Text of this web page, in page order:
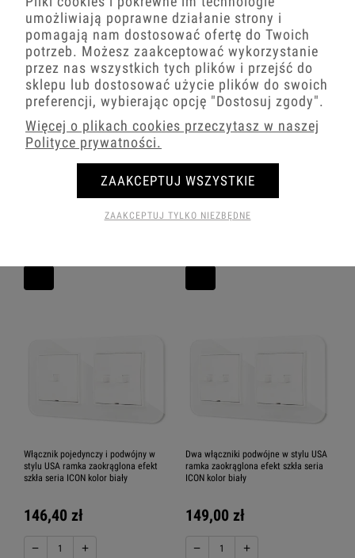
seria ICON kolor biały
seria ICON kolor biały
143,80 zł
Włącznik pojedynczy i podwójny w
stylu USA ramka zaokrąglona efekt
szkła seria ICON kolor biały
146,40 zł
− +
Dwa włączniki podwójne w stylu USA
ramka zaokrąglona efekt szkła seria
ICON kolor biały
149,00 zł
− +
umożliwiają poprawne działanie strony i
pomagają nam dostosować ofertę do Twoich
potrzeb. Możesz zaakceptować wykorzystanie
przez nas wszystkich tych plików i przejść do
sklepu lub dostosować użycie plików do swoich
preferencji, wybierając opcję "Dostosuj zgody".
Więcej o plikach cookies przeczytasz w naszej
Polityce prywatności.
ZAAKCEPTUJ TYLKO NIEZBĘDNE
ZAAKCEPTUJ WSZYSTKIE